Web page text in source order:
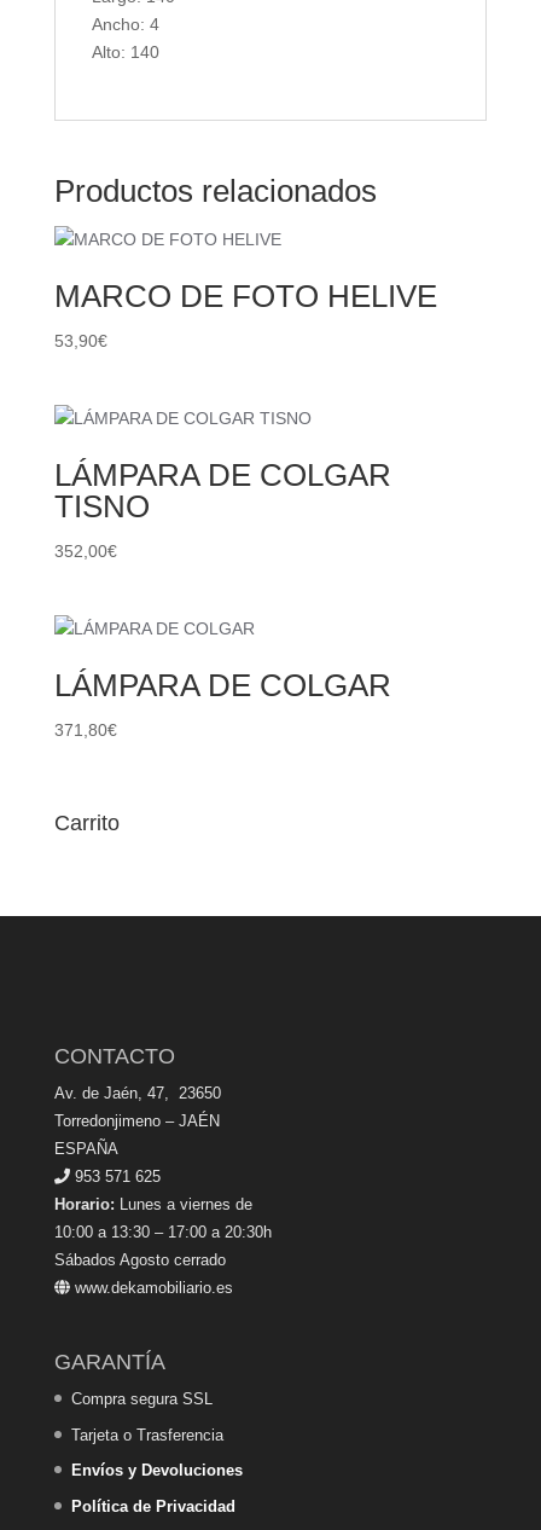
Ancho: 4
Alto: 140
Productos relacionados
MARCO DE FOTO HELIVE
53,90€
LÁMPARA DE COLGAR
TISNO
352,00€
LÁMPARA DE COLGAR
371,80€
Carrito
CONTACTO
Av. de Jaén, 47, 23650
Torredonjimeno – JAÉN
ESPAÑA
953 571 625
Horario: Lunes a viernes de
10:00 a 13:30 – 17:00 a 20:30h
Sábados Agosto cerrado
www.dekamobiliario.es
GARANTÍA
Compra segura SSL
Tarjeta o Trasferencia
Envíos y Devoluciones
Política de Privacidad